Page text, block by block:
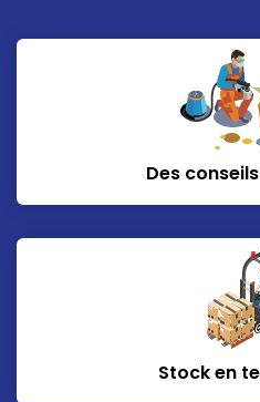
Des
Stock en